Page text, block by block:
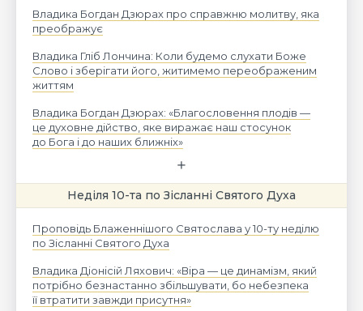
Владика Богдан Дзюрах про справжню молитву, яка
преображує
Владика Гліб Лончина: Коли будемо слухати Боже
Слово і зберігати його, житимемо переображеним
життям
Владика Богдан Дзюрах: «Благословення плодів —
це духовне дійство, яке виражає наш стосунок
до Бога і до наших ближніх»
Неділя 10-та по Зісланні Святого Духа
Проповідь Блаженнішого Святослава у 10-ту неділю
по Зісланні Святого Духа
Владика Діонісій Ляхович: «Віра — це динамізм, який
потрібно безнастанно збільшувати, бо небезпека
її втратити завжди присутня»